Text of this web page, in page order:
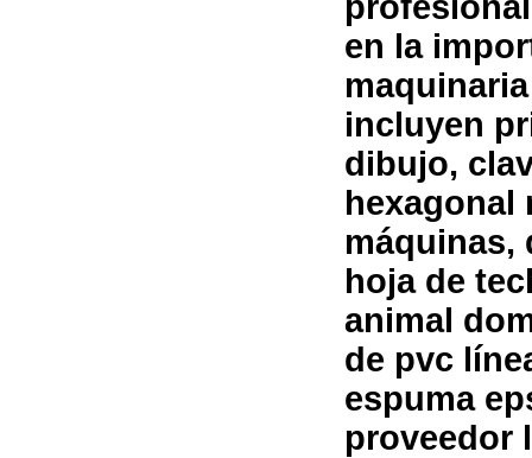
en la
incluyen
dibujo,
hexagonal
máquinas,
hoja de
animal
de pvc
espuma
proveedor